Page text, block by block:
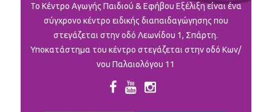
To Κέντρο Αγωγής Παιδιού & Εφήβου Εξέλιξη είναι ένα
σύγχρονο κέντρο ειδικής διαπαιδαγώγησης που
στεγάζεται στην οδό Λεωνίδου 1, Σπάρτη.
Υποκατάστημα του κέντρο στεγάζεται στην οδό Κων/
νου Παλαιολόγου 11